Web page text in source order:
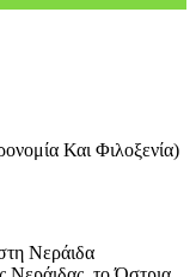
Και Φιλοξενία)
Νεράιδα